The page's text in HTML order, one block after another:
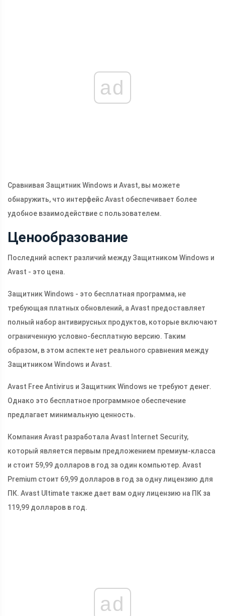
ad
Сравнивая Защитник Windows и Avast, вы можете
обнаружить, что интерфейс Avast обеспечивает более
удобное взаимодействие с пользователем.
Ценообразование
Последний аспект различий между Защитником Windows и
Avast - это цена.
Защитник Windows - это бесплатная программа, не
требующая платных обновлений, а Avast предоставляет
полный набор антивирусных продуктов, которые включают
ограниченную условно-бесплатную версию. Таким
образом, в этом аспекте нет реального сравнения между
Защитником Windows и Avast.
Avast Free Antivirus и Защитник Windows не требуют денег.
Однако это бесплатное программное обеспечение
предлагает минимальную ценность.
Компания Avast разработала Avast Internet Security,
который является первым предложением премиум-класса
и стоит 59,99 долларов в год за один компьютер. Avast
Premium стоит 69,99 долларов в год за одну лицензию для
ПК. Avast Ultimate также дает вам одну лицензию на ПК за
119,99 долларов в год.
ad